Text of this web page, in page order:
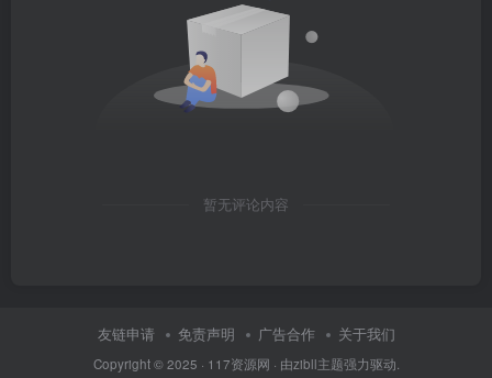
暂无评论内容
友链申请 免责声明 广告合作 关于我们
Copyright © 2025 · 117资源网 · 由zibll主题强力驱动.